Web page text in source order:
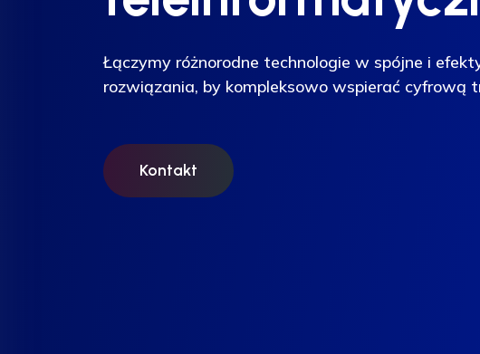
Łączymy różnorodne technologie w spójne i
rozwiązania, by kompleksowo wspierać cyfrową
Kontakt
Łączymy różnorodne technologie w spójne i
rozwiązania, by kompleksowo wspierać cyfrową
Kontakt